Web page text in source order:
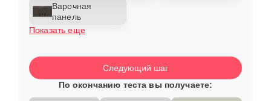
Варочная
панель
Показать еще
Следующий шаг
По окончанию теста вы получаете: